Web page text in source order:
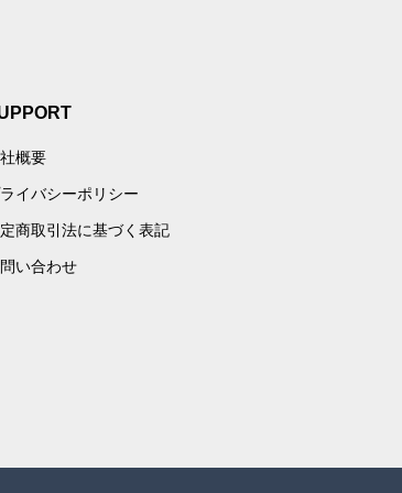
概要
イバシーポリシー
商取引法に基づく表記
い合わせ